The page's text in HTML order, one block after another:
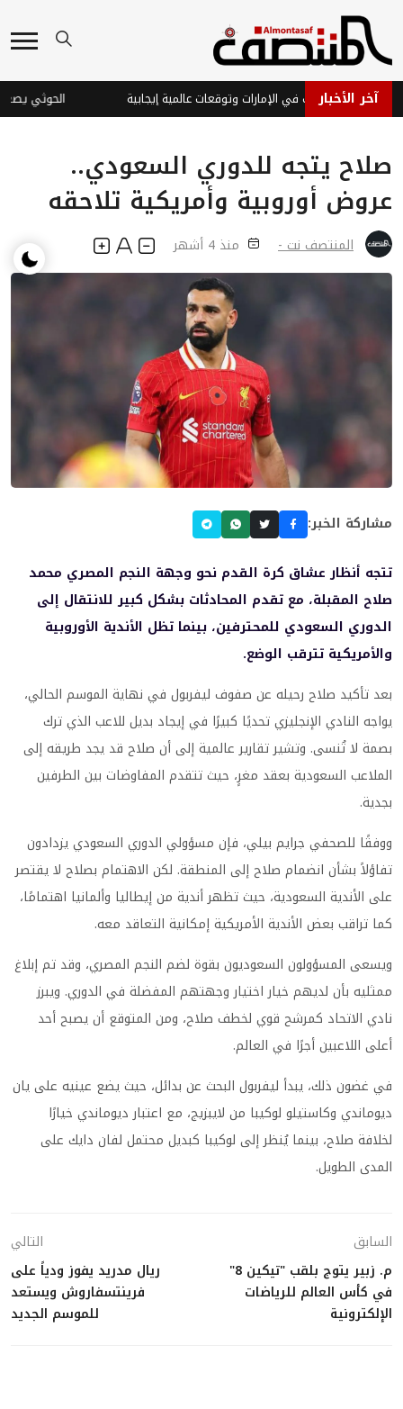
آخر الأخبار
أسعار الذهب في الإمارات وتوقعات عالمية إيجابية الحوثي يصعّد..
صلاح يتجه للدوري السعودي..
عروض أوروبية وأمريكية تلاحقه
المنتصف نت - منذ 4 أشهر
مشاركة الخبر:
تتجه أنظار عشاق كرة القدم نحو وجهة النجم المصري محمد
صلاح المقبلة، مع تقدم المحادثات بشكل كبير للانتقال إلى
الدوري السعودي للمحترفين، بينما تظل الأندية الأوروبية
والأمريكية تترقب الوضع.
بعد تأكيد صلاح رحيله عن صفوف ليفربول في نهاية الموسم الحالي،
يواجه النادي الإنجليزي تحديًا كبيرًا في إيجاد بديل للاعب الذي ترك
بصمة لا تُنسى. وتشير تقارير عالمية إلى أن صلاح قد يجد طريقه إلى
الملاعب السعودية بعقد مغرٍ، حيث تتقدم المفاوضات بين الطرفين
بجدية.
ووفقًا للصحفي جرايم بيلي، فإن مسؤولي الدوري السعودي يزدادون
تفاؤلاً بشأن انضمام صلاح إلى المنطقة. لكن الاهتمام بصلاح لا يقتصر
على الأندية السعودية، حيث تظهر أندية من إيطاليا وألمانيا اهتمامًا،
كما تراقب بعض الأندية الأمريكية إمكانية التعاقد معه.
ويسعى المسؤولون السعوديون بقوة لضم النجم المصري، وقد تم إبلاغ
ممثليه بأن لديهم خيار اختيار وجهتهم المفضلة في الدوري. ويبرز
نادي الاتحاد كمرشح قوي لخطف صلاح، ومن المتوقع أن يصبح أحد
أعلى اللاعبين أجرًا في العالم.
في غضون ذلك، يبدأ ليفربول البحث عن بدائل، حيث يضع عينيه على يان
ديوماندي وكاستيلو لوكيبا من لايبزيج، مع اعتبار ديوماندي خيارًا
لخلافة صلاح، بينما يُنظر إلى لوكيبا كبديل محتمل لفان دايك على
المدى الطويل.
السابق
م. زبير يتوج بلقب "تيكين 8"
في كأس العالم للرياضات
الإلكترونية
التالي
ريال مدريد يفوز ودياً على
فرينتسفاروش ويستعد
للموسم الجديد